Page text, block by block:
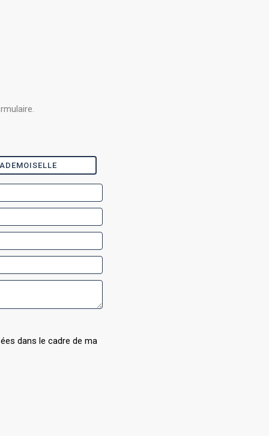
dans le cadre de ma